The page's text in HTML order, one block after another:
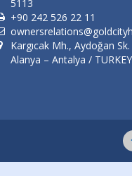
5113
+90 242 526 22 11
Kargıcak Mh., Aydoğan
Alanya – Antalya / TURKEY